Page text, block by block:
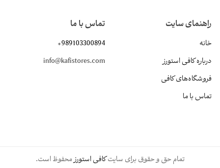
راهنمای سایت
خانه
درباره کافی استورز
فروشگاه‌های کافی
تماس با ما
تماس با ما
+989103300894
info@kafistores.com
تمام حق و حقوق برای سایتکافی استورزمحفوظ است.